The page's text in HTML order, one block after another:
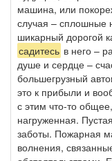
машина, или
случая – сплошные
шикарный дорогой
садитесь в него –
душе и сердце –
большегрузный
это к прибыли и
с этим что-то
нагруженная.
заботы. Пожарная
волнения,